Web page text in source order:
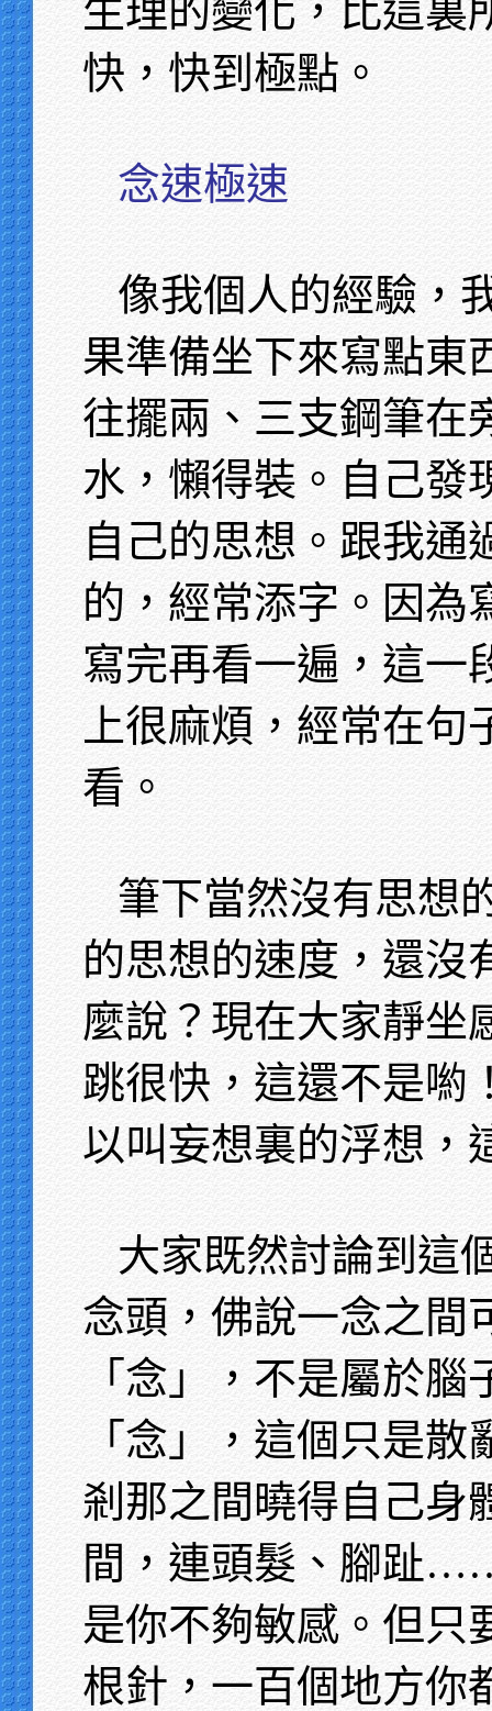
生理的變化，比這裏
快，快到極點。
念速極速
像我個人的經驗，
果準備坐下來寫點東
往擺兩、三支鋼筆在
水，懶得裝。自己發
自己的思想。跟我通
的，經常添字。因為
寫完再看一遍，這一
上很麻煩，經常在
看。
筆下當然沒有思想
的思想的速度，還沒
麼說？現在大家靜坐
跳很快，這還不是喲
以叫妄想裏的浮想，
大家既然討論到這
念頭，佛說一念之間
「念」，不是屬於
「念」，這個只是
剎那之間曉得自己身
間，連頭髮、腳趾
是你不夠敏感。但只
根針，一百個地方你